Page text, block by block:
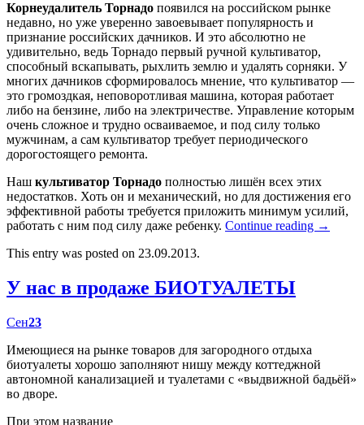
Корнеудалитель Торнадо появился на российском рынке
недавно, но уже уверенно завоевывает популярность и
признание российских дачников. И это абсолютно не
удивительно, ведь Торнадо первый ручной культиватор,
способный вскапывать, рыхлить землю и удалять сорняки. У
многих дачников сформировалось мнение, что культиватор —
это громоздкая, неповоротливая машина, которая работает
либо на бензине, либо на электричестве. Управление которым
очень сложное и трудно осваиваемое, и под силу только
мужчинам, а сам культиватор требует периодического
дорогостоящего ремонта.
Наш культиватор Торнадо полностью лишён всех этих
недостатков. Хоть он и механический, но для достижения его
эффективной работы требуется приложить минимум усилий,
работать с ним под силу даже ребенку. Continue reading →
This entry was posted on 23.09.2013.
У нас в продаже БИОТУАЛЕТЫ
Сен23
Имеющиеся на рынке товаров для загородного отдыха
биотуалеты хорошо заполняют нишу между коттеджной
автономной канализацией и туалетами с «выдвижной бадьёй»
во дворе.
При этом название